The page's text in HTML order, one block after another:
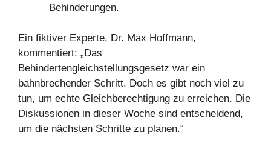
Behinderungen.
Ein fiktiver Experte, Dr. Max Hoffmann,
kommentiert: „Das
Behindertengleichstellungsgesetz war ein
bahnbrechender Schritt. Doch es gibt noch viel zu
tun, um echte Gleichberechtigung zu erreichen. Die
Diskussionen in dieser Woche sind entscheidend,
um die nächsten Schritte zu planen.“